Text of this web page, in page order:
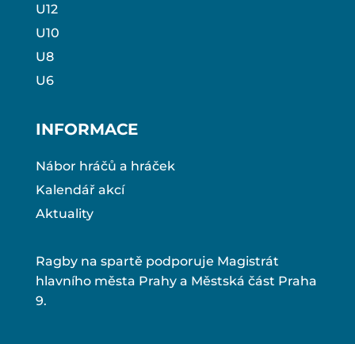
U12
U10
U8
U6
INFORMACE
Nábor hráčů a hráček
Kalendář akcí
Aktuality
Ragby na spartě podporuje Magistrát
hlavního města Prahy a Městská část Praha
9.